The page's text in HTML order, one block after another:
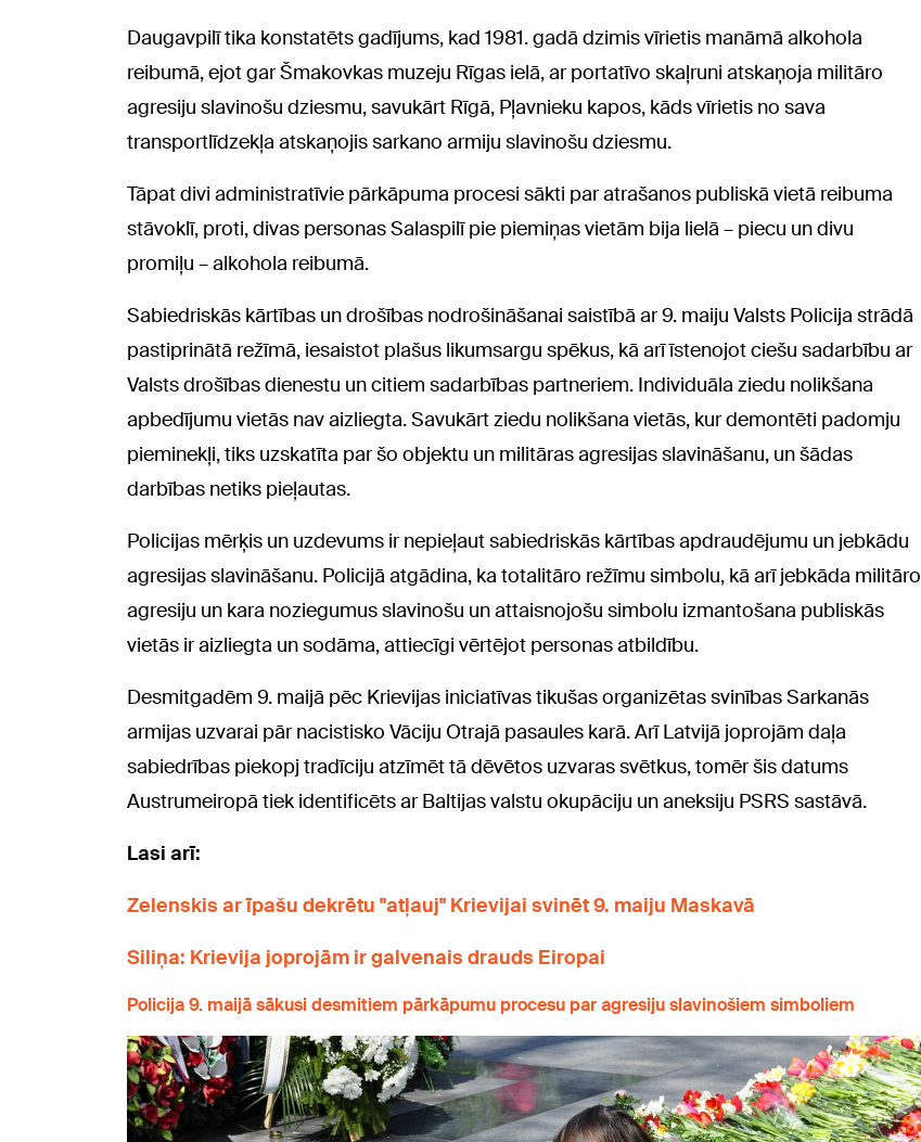
Daugavpilī tika konstatēts gadījums, kad 1981. gadā dzimis vīrietis manāmā alkohola
reibumā, ejot gar Šmakovkas muzeju Rīgas ielā, ar portatīvo skaļruni atskaņoja militāro
agresiju slavinošu dziesmu, savukārt Rīgā, Pļavnieku kapos, kāds vīrietis no sava
transportlīdzekļa atskaņojis sarkano armiju slavinošu dziesmu.
Tāpat divi administratīvie pārkāpuma procesi sākti par atrašanos publiskā vietā reibuma
stāvoklī, proti, divas personas Salaspilī pie piemiņas vietām bija lielā – piecu un divu
promiļu – alkohola reibumā.
Sabiedriskās kārtības un drošības nodrošināšanai saistībā ar 9. maiju Valsts Policija strādā
pastiprinātā režīmā, iesaistot plašus likumsargu spēkus, kā arī īstenojot ciešu sadarbību ar
Valsts drošības dienestu un citiem sadarbības partneriem. Individuāla ziedu nolikšana
apbedījumu vietās nav aizliegta. Savukārt ziedu nolikšana vietās, kur demontēti padomju
pieminekļi, tiks uzskatīta par šo objektu un militāras agresijas slavināšanu, un šādas
darbības netiks pieļautas.
Policijas mērķis un uzdevums ir nepieļaut sabiedriskās kārtības apdraudējumu un jebkādu
agresijas slavināšanu. Policijā atgādina, ka totalitāro režīmu simbolu, kā arī jebkāda militāro
agresiju un kara noziegumus slavinošu un attaisnojošu simbolu izmantošana publiskās
vietās ir aizliegta un sodāma, attiecīgi vērtējot personas atbildību.
Desmitgadēm 9. maijā pēc Krievijas iniciatīvas tikušas organizētas svinības Sarkanās
armijas uzvarai pār nacistisko Vāciju Otrajā pasaules karā. Arī Latvijā joprojām daļa
sabiedrības piekopj tradīciju atzīmēt tā dēvētos uzvaras svētkus, tomēr šis datums
Austrumeiropā tiek identificēts ar Baltijas valstu okupāciju un aneksiju PSRS sastāvā.
Lasi arī:
Zelenskis ar īpašu dekrētu "atļauj" Krievijai svinēt 9. maiju Maskavā
Siliņa: Krievija joprojām ir galvenais drauds Eiropai
Policija 9. maijā sākusi desmitiem pārkāpumu procesu par agresiju slavinošiem simboliem